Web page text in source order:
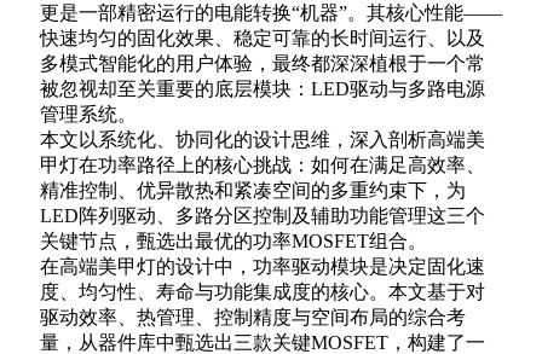
更是一部精密运行的电能转换“机器”。其核心性能——
快速均匀的固化效果、稳定可靠的长时间运行、以及
多模式智能化的用户体验，最终都深深植根于一个常
被忽视却至关重要的底层模块：LED驱动与多路电源
管理系统。
本文以系统化、协同化的设计思维，深入剖析高端美
甲灯在功率路径上的核心挑战：如何在满足高效率、
精准控制、优异散热和紧凑空间的多重约束下，为
LED阵列驱动、多路分区控制及辅助功能管理这三个
关键节点，甄选出最优的功率MOSFET组合。
在高端美甲灯的设计中，功率驱动模块是决定固化速
度、均匀性、寿命与功能集成度的核心。本文基于对
驱动效率、热管理、控制精度与空间布局的综合考
量，从器件库中甄选出三款关键MOSFET，构建了一